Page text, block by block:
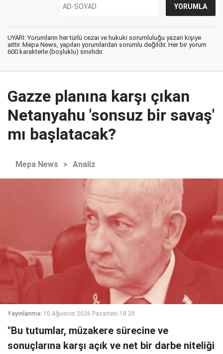
UYARI: Yorumların her türlü cezai ve hukuki sorumluluğu yazan kişiye
aittir. Mepa News, yapılan yorumlardan sorumlu değildir. Her bir yorum
600 karakterle (boşluklu) sınırlıdır.
Gazze planına karşı çıkan
Netanyahu 'sonsuz bir savaş'
mı başlatacak?
Mepa News > Analiz
Yayınlanma: 10 Ağustos 2026 Pazartesi 18:20
"Bu tutumlar, müzakere sürecine ve
sonuçlarına karşı açık ve net bir darbe niteliği